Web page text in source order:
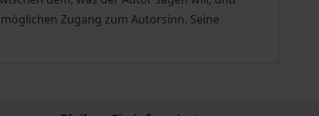
Zugang zum Autorsinn. Seine